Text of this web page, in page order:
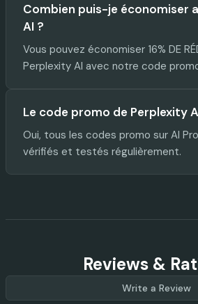
Combien puis-je économiser
AI ?
Vous pouvez économiser 16% DE
Perplexity AI avec notre code
Le code promo de Perplexity
Oui, tous les codes promo sur AI
vérifiés et testés régulièrement.
Reviews &
Write a Review